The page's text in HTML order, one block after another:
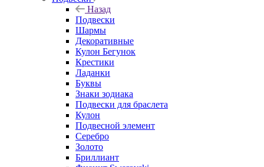
Назад
Подвески
Шармы
Декоративные
Кулон Бегунок
Крестики
Ладанки
Буквы
Знаки зодиака
Подвески для браслета
Кулон
Подвесной элемент
Серебро
Золото
Бриллиант